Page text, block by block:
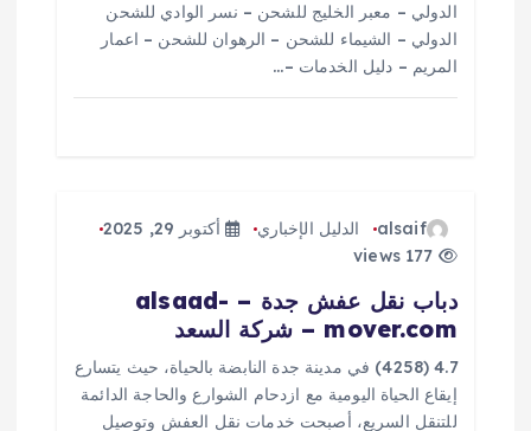
ت
الدولي – معبر الخليج للشحن – نسر الوادي للشحن
الدولي – الشيماء للشحن – الرهوان للشحن – اعمار
المريم – دليل الخدمات –…
alsaif الدليل الإخباري
أكتوبر 29, 2025
دباب نقل عفش جدة – alsaad-
mover.com – شركة السعد
4.7 (4258) في مدينة جدة النابضة بالحياة، حيث يتسارع
إيقاع الحياة اليومية مع ازدحام الشوارع والحاجة الدائمة
للتنقل السريع، أصبحت خدمات نقل العفش وتوصيل